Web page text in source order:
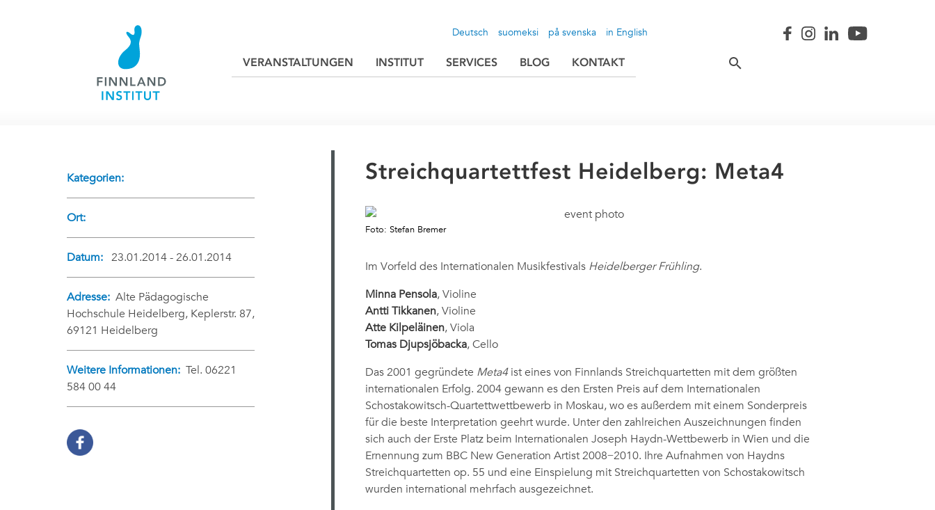
suomeksi
Deutsch på svenska in English
VERANSTALTUNGEN INSTITUT SERVICES BLOG KONTAKT
Kategorien:
Ort:
Datum: 23.01.2014 - 26.01.2014
Adresse: Alte Pädagogische
Hochschule Heidelberg, Keplerstr. 87,
69121 Heidelberg
Weitere Informationen: Tel. 06221
584 00 44
Streichquartettfest Heidelberg: Meta4
Foto: Stefan Bremer
Im Vorfeld des Internationalen Musikfestivals Heidelberger Frühling.
Minna Pensola, Violine
Antti Tikkanen, Violine
Atte Kilpeläinen, Viola
Tomas Djupsjöbacka, Cello
Das 2001 gegründete Meta4ist eines von Finnlands Streichquartetten mit dem größten
internationalen Erfolg. 2004 gewann es den Ersten Preis auf dem Internationalen
Schostakowitsch-Quartettwettbewerb in Moskau, wo es außerdem mit einem Sonderpreis
für die beste Interpretation geehrt wurde. Unter den zahlreichen Auszeichnungen finden
sich auch der Erste Platz beim Internationalen Joseph Haydn-Wettbewerb in Wien und die
Ernennung zum BBC New Generation Artist 2008−2010. Ihre Aufnahmen von Haydns
Streichquartetten op. 55 und eine Einspielung mit Streichquartetten von Schostakowitsch
wurden international mehrfach ausgezeichnet.